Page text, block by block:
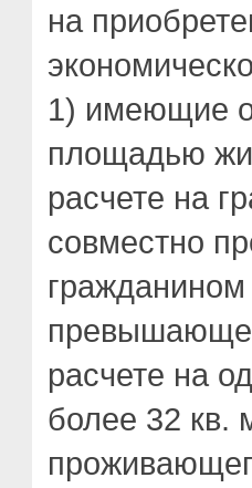
на
1) имеющие
площадью
расчете на
совместно
расчете на
более 32 кв.